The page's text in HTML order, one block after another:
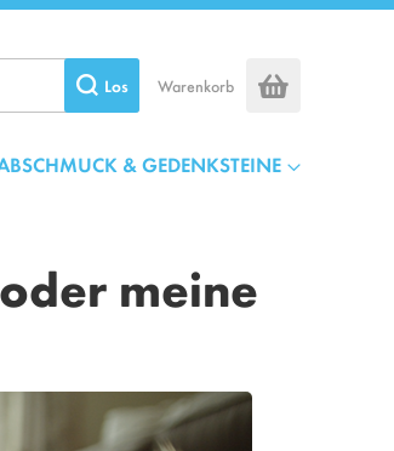
Warenkorb
Los
& GEDENKSTEINE
meine